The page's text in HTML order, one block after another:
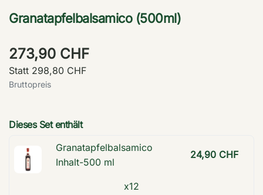
Granatapfelbalsamico (500ml)
273,90 CHF
Statt 298,80 CHF
Bruttopreis
Dieses Set enthält
Granatapfelbalsamico
Inhalt-500 ml
24,90 CHF
x12